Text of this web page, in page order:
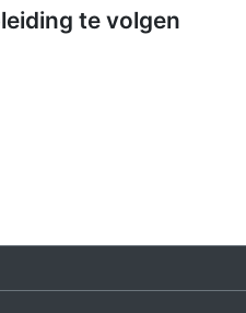
te volgen